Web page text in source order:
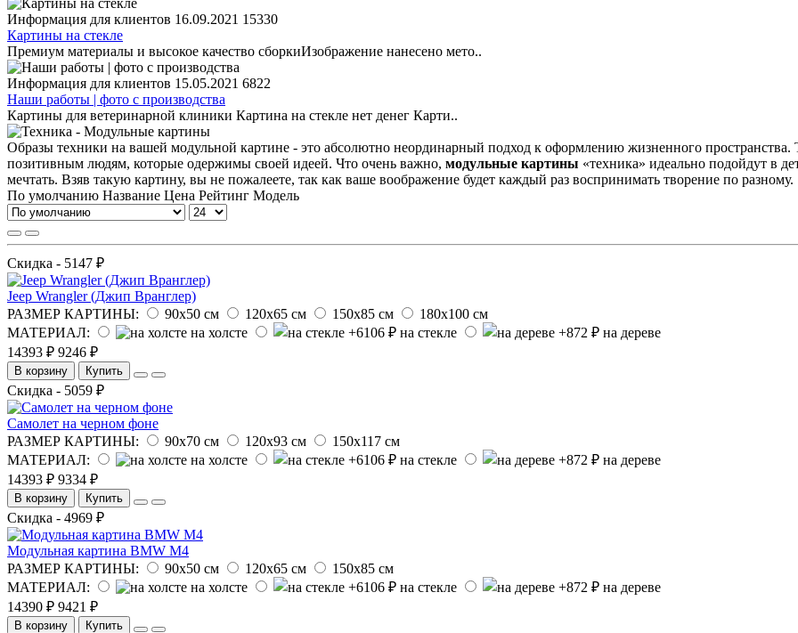
Информация для клиентов 16.09.2021 15330
Картины на стекле
Премиум материалы и высокое качество сборкиИзображение нанесено мето..
Информация для клиентов 15.05.2021 6822
Наши работы | фото с производства
Картины для ветеринарной клиники Картина на стекле нет денег Карти..
Образы техники на вашей модульной картине - это абсолютно неординарный подход к оформлению жизненного
позитивным людям, которые одержимы своей идеей. Что очень важно, модульные картины «техника» идеально подойдут в
мечтать. Взяв такую картину, вы не пожалеете, так как ваше воображение будет каждый раз воспринимать творение по разному.
По умолчанию Название Цена Рейтинг Модель
Скидка - 5147 ₽
Jeep Wrangler (Джип Вранглер)
РАЗМЕР КАРТИНЫ:
90х50 см 120х65 см 150х85 см
180х100 см
МАТЕРИАЛ:
на холсте на стекле
на дереве
14393 ₽ 9246 ₽
В корзину Купить
Скидка - 5059 ₽
Самолет на черном фоне
РАЗМЕР КАРТИНЫ:
90х70 см 120х93 см
150х117 см
МАТЕРИАЛ:
на холсте на стекле
на дереве
14393 ₽ 9334 ₽
В корзину Купить
Скидка - 4969 ₽
Модульная картина BMW M4
РАЗМЕР КАРТИНЫ:
90х50 см 120х65 см
150х85 см
МАТЕРИАЛ:
на холсте на стекле
на дереве
14390 ₽ 9421 ₽
В корзину Купить